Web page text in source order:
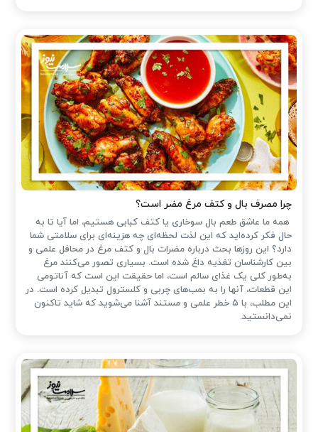
چرا مصرف بال و کتف مرغ مضر است؟
همه ما عاشق طعم بال سوخاری یا کتف کبابی هستیم، اما آیا تا به
حال فکر کرده‌اید که این لذت لحظه‌ای چه هزینه‌ای برای سلامتی شما
دارد؟ این روزها بحث درباره مضرات بال و کتف مرغ در محافل علمی و
بین کارشناسان تغذیه داغ شده است. بسیاری تصور می‌کنند مرغ
به‌طور کلی یک غذای سالم است، اما حقیقت این است که آناتومی
این قطعات، آنها را به بمب‌های چربی و کلسترول تبدیل کرده است. در
این مطلب، با ۵ خطر علمی و مستند آشنا می‌شوید که شاید تاکنون
نمی‌دانستید.